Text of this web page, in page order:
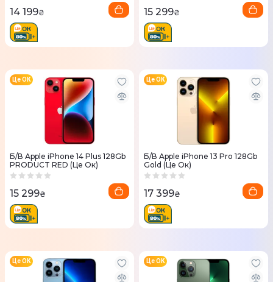
14 199₴ 15 299₴
Б/В Apple iPhone 14 Plus 128Gb
PRODUCT RED (Це Ок)
Це ОК
15 299₴
Б/В Apple iPhone 13 Pro 128Gb
Gold (Це Ок)
Це ОК
17 399₴
Це ОК Це ОК